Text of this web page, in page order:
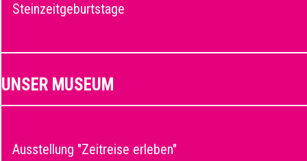
Steinzeitgeburtstage
UNSER MUSEUM
Ausstellung "Zeitreise erleben"